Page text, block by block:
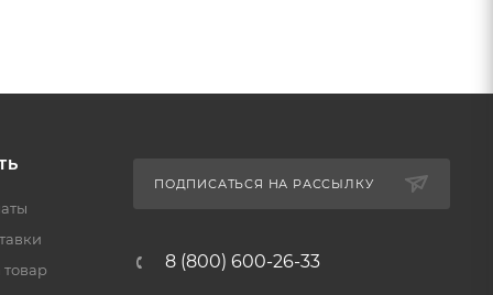
товар
ПОДПИСАТЬСЯ НА РАССЫЛКУ
8 (800) 600-26-33